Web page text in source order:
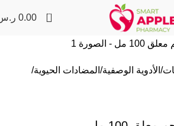
0
0.00
الأدوية الوصفية المضادات الحيوية